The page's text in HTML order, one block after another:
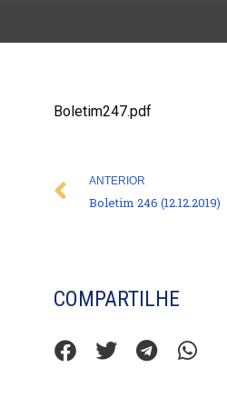
Boletim247.pdf
Prev
ANTERIOR
Boletim 246 (12.12.2019)
COMPARTILHE